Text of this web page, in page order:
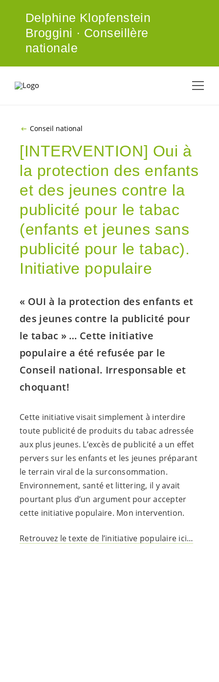
Delphine Klopfenstein
Broggini · Conseillère
nationale
Conseil national
[INTERVENTION] Oui à
la protection des enfants
et des jeunes contre la
publicité pour le tabac
(enfants et jeunes sans
publicité pour le tabac).
Initiative populaire
« OUI à la protection des enfants et
des jeunes contre la publicité pour
le tabac » … Cette initiative
populaire a été refusée par le
Conseil national. Irresponsable et
choquant!
Cette initiative visait simplement à interdire
toute publicité de produits du tabac adressée
aux plus jeunes. L’excès de publicité a un effet
pervers sur les enfants et les jeunes préparant
le terrain viral de la surconsommation.
Environnement, santé et littering, il y avait
pourtant plus d’un argument pour accepter
cette initiative populaire. Mon intervention.
Retrouvez le texte de l’initiative populaire ici…